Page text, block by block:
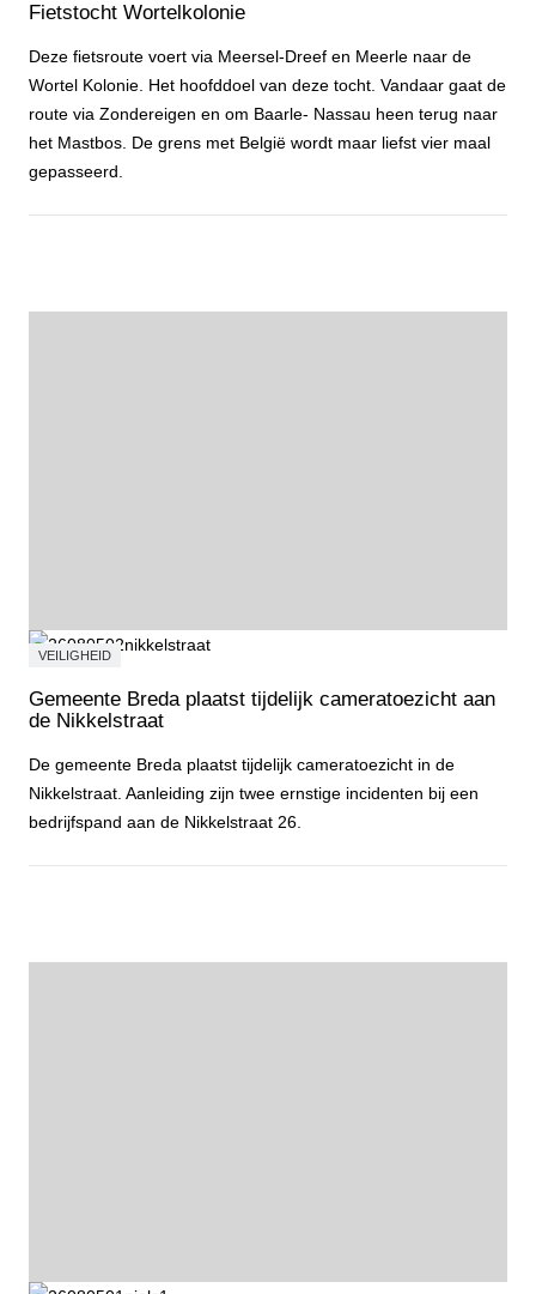
Fietstocht Wortelkolonie
Deze fietsroute voert via Meersel-Dreef en Meerle naar de
Wortel Kolonie. Het hoofddoel van deze tocht. Vandaar gaat de
route via Zondereigen en om Baarle- Nassau heen terug naar
het Mastbos. De grens met België wordt maar liefst vier maal
gepasseerd.
VEILIGHEID
Gemeente Breda plaatst tijdelijk cameratoezicht aan
de Nikkelstraat
De gemeente Breda plaatst tijdelijk cameratoezicht in de
Nikkelstraat. Aanleiding zijn twee ernstige incidenten bij een
bedrijfspand aan de Nikkelstraat 26.